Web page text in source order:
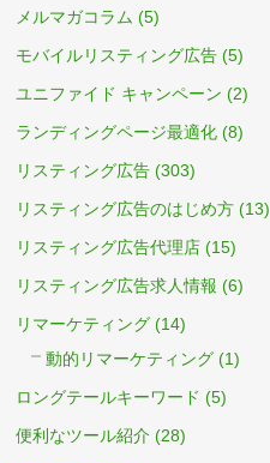
メルマガコラム (5)
モバイルリスティング広告 (5)
ユニファイド キャンペーン (2)
ランディングページ最適化 (8)
リスティング広告 (303)
リスティング広告のはじめ方 (13)
リスティング広告代理店 (15)
リスティング広告求人情報 (6)
リマーケティング (14)
動的リマーケティング (1)
ロングテールキーワード (5)
便利なツール紹介 (28)